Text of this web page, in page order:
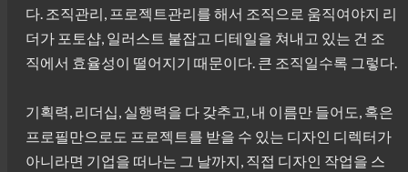
다. 조직관리, 프로젝트관리를 해서 조직으로 움직여야지 리
더가 포토샵, 일러스트 붙잡고 디테일을 쳐내고 있는 건 조
직에서 효율성이 떨어지기 때문이다. 큰 조직일수록 그렇다.
기획력, 리더십, 실행력을 다 갖추고, 내 이름만 들어도, 혹은
프로필만으로도 프로젝트를 받을 수 있는 디자인 디렉터가
아니라면 기업을 떠나는 그 날까지, 직접 디자인 작업을 스